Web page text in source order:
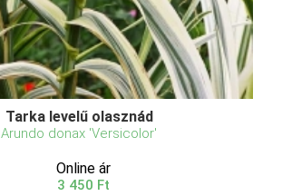
Tarka levelű olasznád
Arundo donax 'Versicolor'
Online ár
3 450 Ft